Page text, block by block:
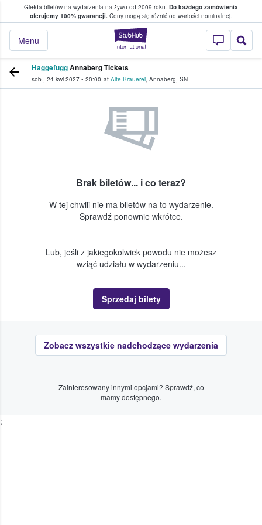
Giełda biletów na wydarzenia na żywo od 2009 roku. Do każdego zamówienia
oferujemy 100% gwarancji. Ceny mogą się różnić od wartości nominalnej.
StubHub —
Menu
w którym fani i kibice kupują i
HaggefuggAnnaberg Tickets
sob., 24 kwi 2027 • 20:00 at Alte Brauerei, Annaberg, SN
Brak biletów... i co teraz?
W tej chwili nie ma biletów na to wydarzenie.
Sprawdź ponownie wkrótce.
Lub, jeśli z jakiegokolwiek powodu nie możesz
wziąć udziału w wydarzeniu...
Sprzedaj bilety
Zobacz wszystkie nadchodzące wydarzenia
Zainteresowany innymi opcjami? Sprawdź, co
mamy dostępnego.
;